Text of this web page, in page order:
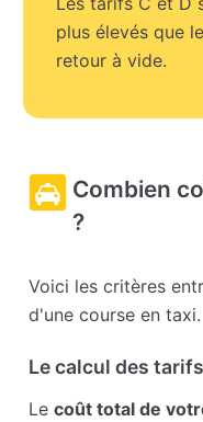
plus élevés que
retour à vide.
Combien
?
Voici les critères
d'une course en taxi.
Le calcul des
Lecoût total de